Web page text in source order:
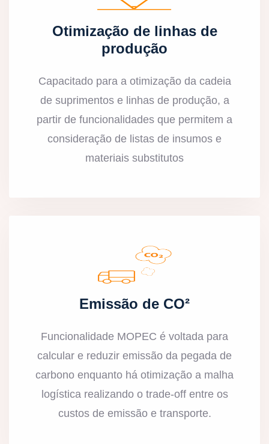
Otimização de linhas de
produção
Capacitado para a otimização da cadeia
de suprimentos e linhas de produção, a
partir de funcionalidades que permitem a
consideração de listas de insumos e
materiais substitutos
Emissão de CO²
Funcionalidade MOPEC é voltada para
calcular e reduzir emissão da pegada de
carbono enquanto há otimização a malha
logística realizando o trade-off entre os
custos de emissão e transporte.